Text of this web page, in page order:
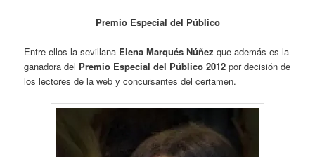
Premio Especial del Público
Entre ellos la sevillana Elena Marqués Núñezque además es la
ganadora del Premio Especial del Público 2012 por decisión de
los lectores de la web y concursantes del certamen.